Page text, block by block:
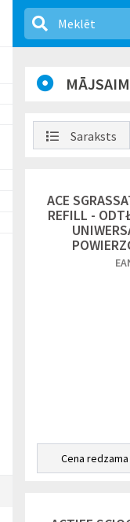
Saraksts
ACE
REFILL -
Cena